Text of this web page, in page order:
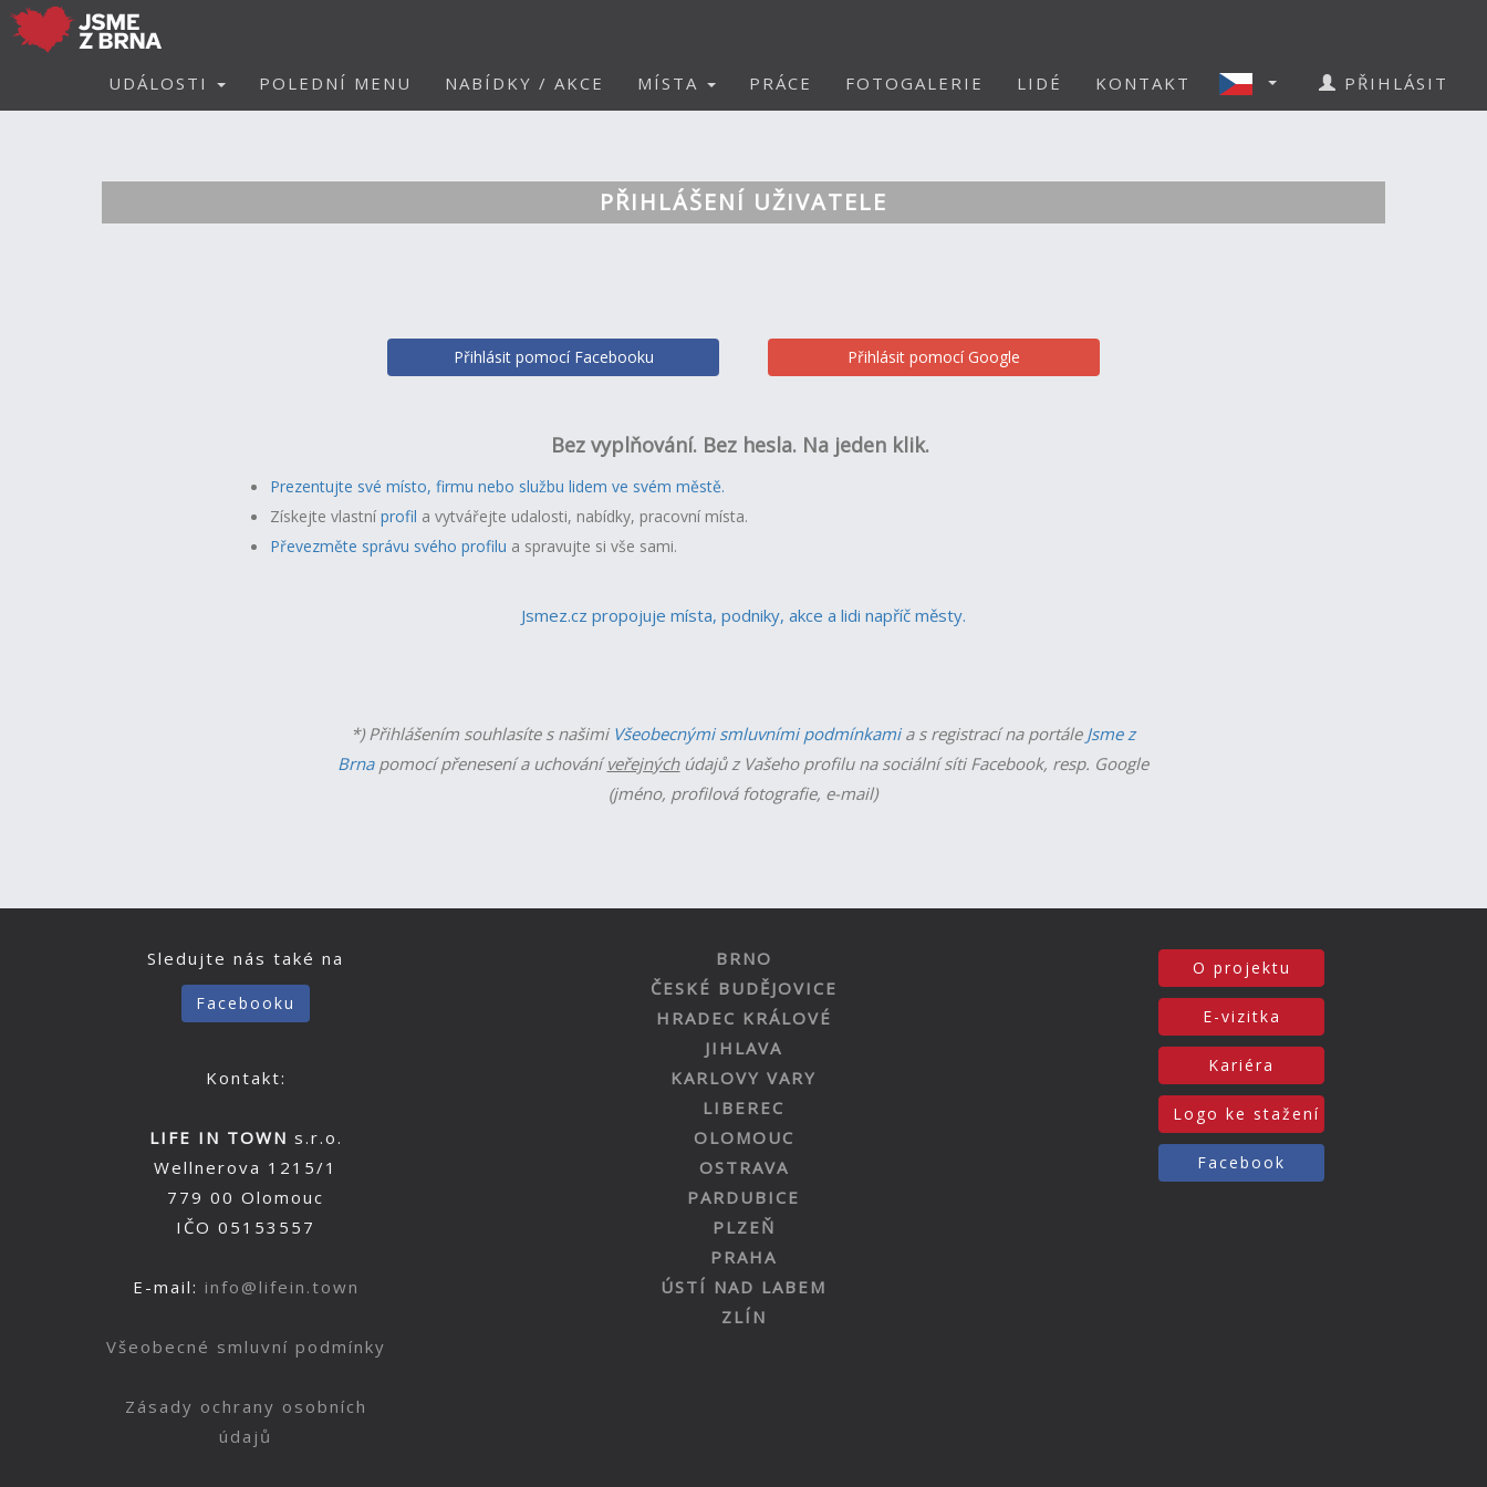
UDÁLOSTI POLEDNÍ MENU NABÍDKY / AKCE MÍSTA PRÁCE FOTOGALERIE LIDÉ KONTAKT PŘIHLÁSIT
PŘIHLÁŠENÍ UŽIVATELE
Přihlásit pomocí Facebooku Přihlásit pomocí Google
Bez vyplňování. Bez hesla. Na jeden klik.
Prezentujte své místo, firmu nebo službu lidem ve svém městě.
Získejte vlastní profil a vytvářejte udalosti, nabídky, pracovní místa.
Převezměte správu svého profilu a spravujte si vše sami.
Jsmez.cz propojuje místa, podniky, akce a lidi napříč městy.
*) Přihlášením souhlasíte s našimi Všeobecnými smluvními podmínkamia s registrací na portále Jsme z
Brnapomocí přenesení a uchováníveřejnýchúdajů z Vašeho profilu na sociální síti Facebook, resp. Google
(jméno, profilová fotografie, e-mail)
Sledujte nás také na
Facebooku
Kontakt:
LIFE IN TOWN s.r.o.
Wellnerova 1215/1
779 00 Olomouc
IČO 05153557
E-mail: info@lifein.town
Všeobecné smluvní podmínky
Zásady ochrany osobních
údajů
BRNO
ČESKÉ BUDĚJOVICE
HRADEC KRÁLOVÉ
JIHLAVA
KARLOVY VARY
LIBEREC
OLOMOUC
OSTRAVA
PARDUBICE
PLZEŇ
PRAHA
ÚSTÍ NAD LABEM
ZLÍN
O projektu
E-vizitka
Kariéra
Logo ke stažení
Facebook